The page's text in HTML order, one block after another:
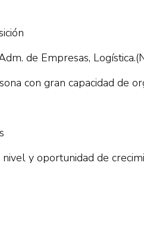
de Empresas,
con gran capacidad de
y oportunidad de